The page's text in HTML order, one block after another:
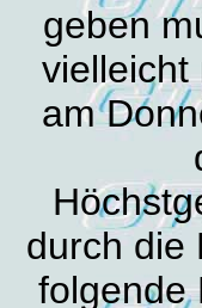
geben
vielleicht
am
durch die
folgende